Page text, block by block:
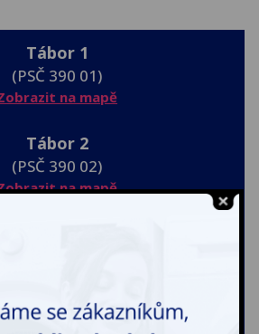
Tábor 1
(PSČ 390 01)
na mapě
Tábor 2
(PSČ 390 02)
na mapě
Tábor 4